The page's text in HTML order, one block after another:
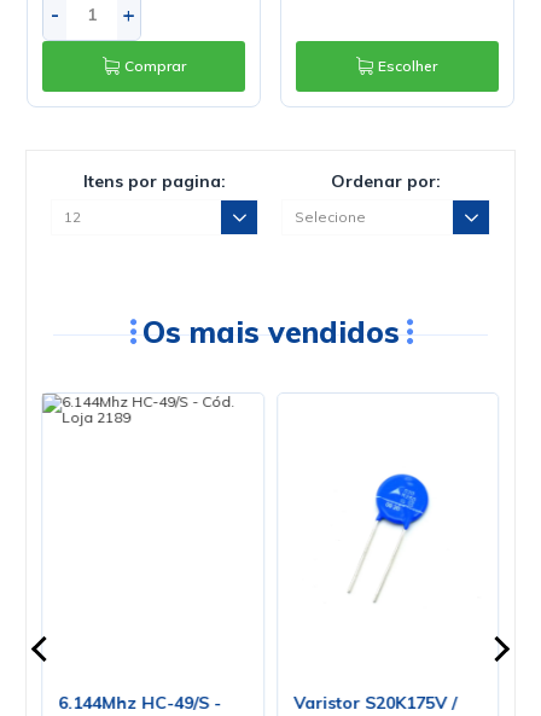
- +
Comprar Escolher
Itens por pagina: Ordenar por:
Os mais vendidos
6.144Mhz HC-49/S -
Varistor S20K175V /